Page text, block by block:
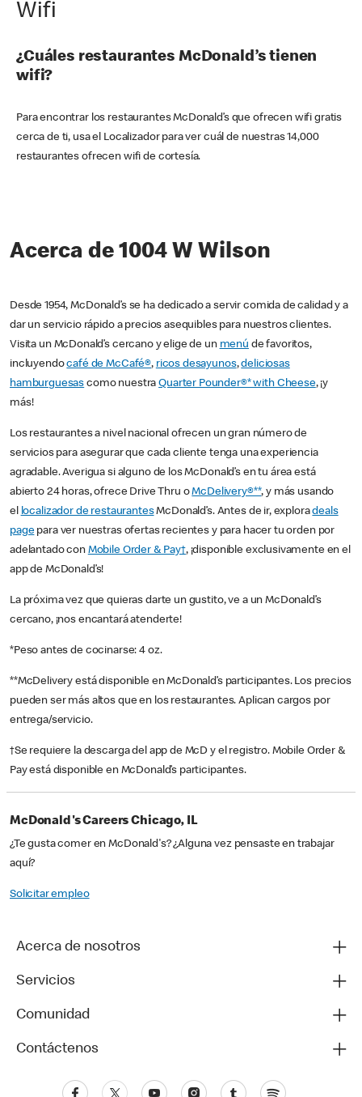
Wifi
¿Cuáles restaurantes McDonald’s tienen
wifi?
Para encontrar los restaurantes McDonald’s que ofrecen wifi gratis
cerca de ti, usa el Localizador para ver cuál de nuestras 14,000
restaurantes ofrecen wifi de cortesía.
Acerca de 1004 W Wilson
Desde 1954, McDonald’s se ha dedicado a servir comida de calidad y a
dar un servicio rápido a precios asequibles para nuestros clientes.
Visita un McDonald’s cercano y elige de un menú de favoritos,
incluyendocafé de McCafé®, ricos desayunos,deliciosas
hamburguesas como nuestraQuarter Pounder®* with Cheese, ¡y
más!
Los restaurantes a nivel nacional ofrecen un gran número de
servicios para asegurar que cada cliente tenga una experiencia
agradable. Averigua si alguno de los McDonald’s en tu área está
abierto 24 horas, ofrece Drive Thru oMcDelivery®**, y más usando
el localizador de restaurantesMcDonald’s. Antes de ir, exploradeals
pagepara ver nuestras ofertas recientes y para hacer tu orden por
adelantado con Mobile Order & Pay†, ¡disponible exclusivamente en el
app de McDonald’s!
La próxima vez que quieras darte un gustito, ve a un McDonald’s
cercano, ¡nos encantará atenderte!
*Peso antes de cocinarse: 4 oz.
**McDelivery está disponible en McDonald’s participantes. Los precios
pueden ser más altos que en los restaurantes. Aplican cargos por
entrega/servicio.
†Se requiere la descarga del app de McD y el registro. Mobile Order &
Pay está disponible en McDonald’s participantes.
McDonald's Careers Chicago, IL
¿Te gusta comer en McDonald's? ¿Alguna vez pensaste en trabajar
aquí?
Solicitar empleo
Acerca de nosotros
Servicios
Comunidad
Contáctenos